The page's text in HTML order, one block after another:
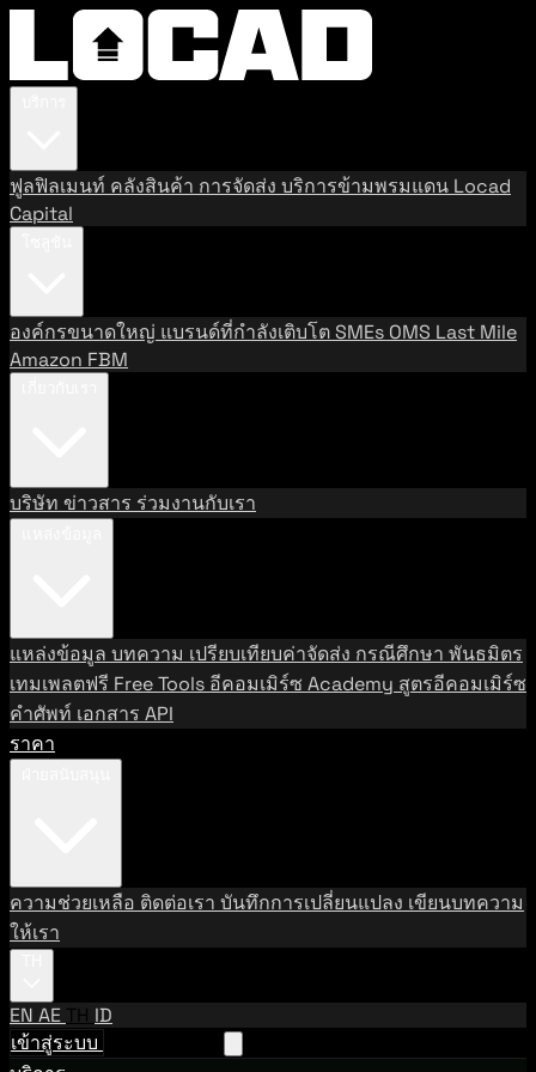
ฟูลฟิลเมนท์ คลังสินค้า การจัดส่ง บริการข้ามพรมแดน Locad
Capital
องค์กรขนาดใหญ่ แบรนด์ที่กำลังเติบโตSMEs OMS Last Mile
Amazon FBM
บริษัท ข่าวสาร ร่วมงานกับเรา
แหล่งข้อมูล บทความ เปรียบเทียบค่าจัดส่ง กรณีศึกษา พันธมิตร
เทมเพลตฟรี Free Tools อีคอมเมิร์ซ Academy สูตรอีคอมเมิร์ซ
คำศัพท์ เอกสาร API
ราคา
ความช่วยเหลือ ติดต่อเรา บันทึกการเปลี่ยนแปลง เขียนบทความ
ให้เรา
EN AE TH ID
เข้าสู่ระบบ